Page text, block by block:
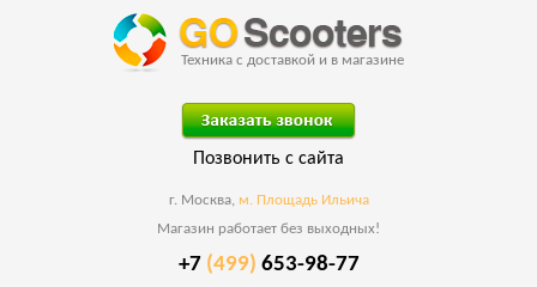
Техника с доставкой и в магазине
Позвонить с сайта
г. Москва, м. Площадь Ильича
Магазин работает без выходных!
+7 (499) 653-98-77